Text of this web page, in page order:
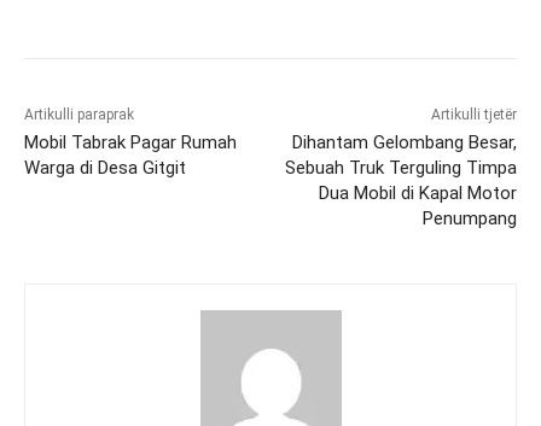
Artikulli paraprak
Mobil Tabrak Pagar Rumah
Warga di Desa Gitgit
Artikulli tjetër
Dihantam Gelombang Besar,
Sebuah Truk Terguling Timpa
Dua Mobil di Kapal Motor
Penumpang